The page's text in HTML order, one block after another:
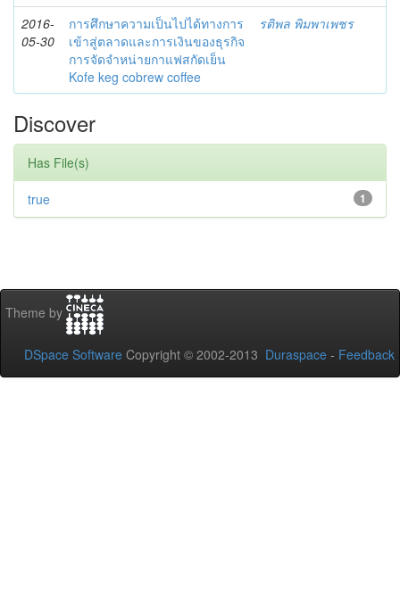
2016-
05-30
การศึกษาความเป็นไปได้ทางการ
เข้าสู่ตลาดและการเงินของธุรกิจ
การจัดจำหน่ายกาแฟสกัดเย็น
Kofe keg cobrew coffee
รติพล พิมพาเพชร
Discover
Has File(s)
1
true
Theme by
DSpace Software Copyright © 2002-2013 Duraspace - Feedback